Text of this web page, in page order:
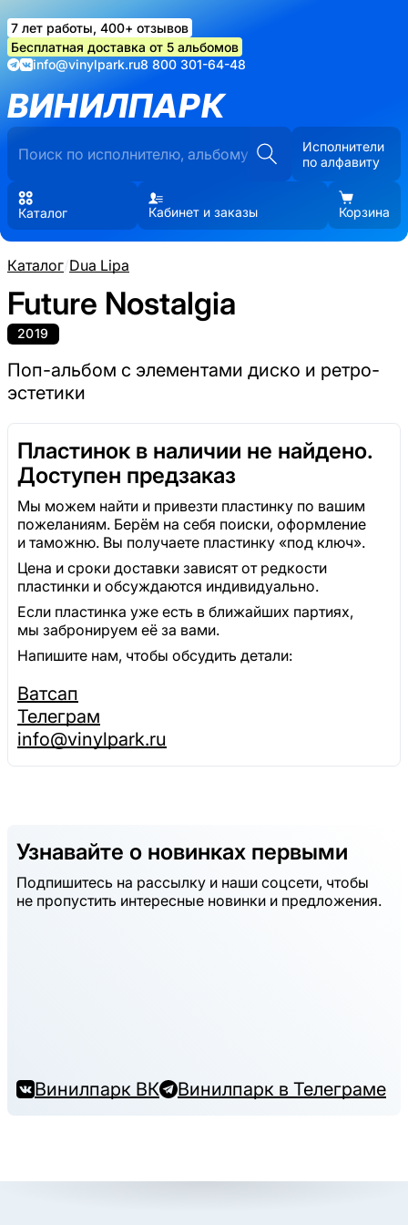
7 лет работы, 400+ отзывов
Бесплатная доставка от 5 альбомов
info@vinylpark.ru8 800 301-64-48
ВИНИЛПАРК
Исполнители
по алфавиту
Каталог Кабинет и заказы Корзина
Каталог/Dua Lipa
Future Nostalgia
2019
Поп-альбом с элементами диско и ретро-
эстетики
Пластинок в наличии не найдено.
Доступен предзаказ
Мы можем найти и привезти пластинку по вашим
пожеланиям. Берём на себя поиски, оформление
и таможню. Вы получаете пластинку «под ключ».
Цена и сроки доставки зависят от редкости
пластинки и обсуждаются индивидуально.
Если пластинка уже есть в ближайших партиях,
мы забронируем её за вами.
Напишите нам, чтобы обсудить детали:
Ватсап
Телеграм
info@vinylpark.ru
Узнавайте о новинках первыми
Подпишитесь на рассылку и наши соцсети, чтобы
не пропустить интересные новинки и предложения.
Винилпарк ВК Винилпарк в Телеграме